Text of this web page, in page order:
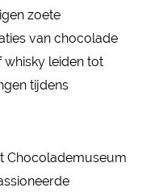
zoete
van chocolade
whisky leiden tot
tijdens
Chocolademuseum